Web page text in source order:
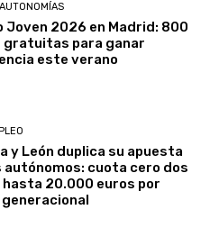
Joven 2026 en Madrid: 800
gratuitas para ganar
este verano
y León duplica su apuesta
autónomos: cuota cero dos
hasta 20.000 euros por